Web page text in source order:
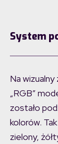
System
Na
„RGB”
zostało
kolorów.
zielony,